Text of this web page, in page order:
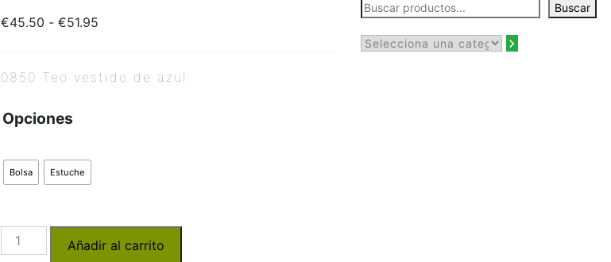
€45.50 - €51.95
0850 Teo vestido de azul
Opciones
Bolsa Estuche
Añadir al carrito
Buscar